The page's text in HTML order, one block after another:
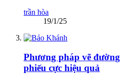
trần hòa
19/1/25
Phương pháp vẽ
phiếu cực hiệu quả